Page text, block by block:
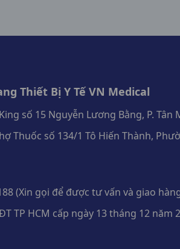
Thiết Bị Y Tế VN Medical
số 15 Nguyễn Lương Bằng, P. Tân
Thuốc số 134/1 Tô Hiến Thành,
(Xin gọi để được tư vấn và giao
TP HCM cấp ngày 13 tháng 12 năm